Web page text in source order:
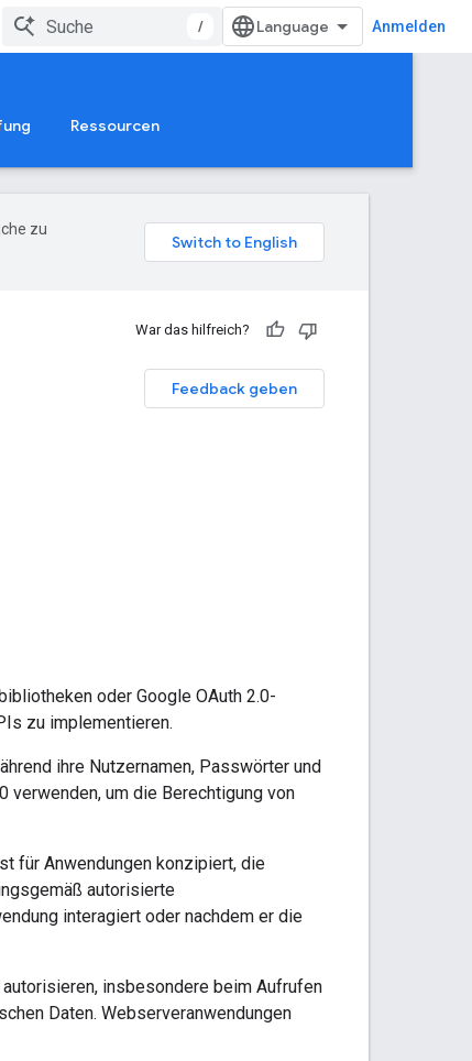
/ Anmelden
Ressourcen
zu
War das hilfreich?
Feedback geben
oder Google OAuth 2.0-
zu implementieren.
ihre Nutzernamen, Passwörter und
verwenden, um die Berechtigung von
für Anwendungen konzipiert, die
autorisierte
interagiert oder nachdem er die
insbesondere beim Aufrufen
Daten. Webserveranwendungen